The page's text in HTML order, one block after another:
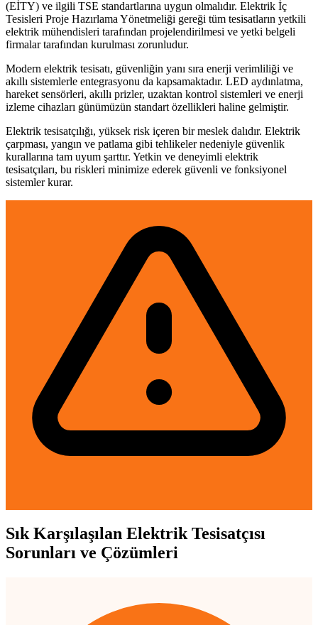
(EİTY) ve ilgili TSE standartlarına uygun olmalıdır. Elektrik İç
Tesisleri Proje Hazırlama Yönetmeliği gereği tüm tesisatların yetkili
elektrik mühendisleri tarafından projelendirilmesi ve yetki belgeli
firmalar tarafından kurulması zorunludur.
Modern elektrik tesisatı, güvenliğin yanı sıra enerji verimliliği ve
akıllı sistemlerle entegrasyonu da kapsamaktadır. LED aydınlatma,
hareket sensörleri, akıllı prizler, uzaktan kontrol sistemleri ve enerji
izleme cihazları günümüzün standart özellikleri haline gelmiştir.
Elektrik tesisatçılığı, yüksek risk içeren bir meslek dalıdır. Elektrik
çarpması, yangın ve patlama gibi tehlikeler nedeniyle güvenlik
kurallarına tam uyum şarttır. Yetkin ve deneyimli elektrik
tesisatçıları, bu riskleri minimize ederek güvenli ve fonksiyonel
sistemler kurar.
Sık Karşılaşılan Elektrik Tesisatçısı
Sorunları ve Çözümleri